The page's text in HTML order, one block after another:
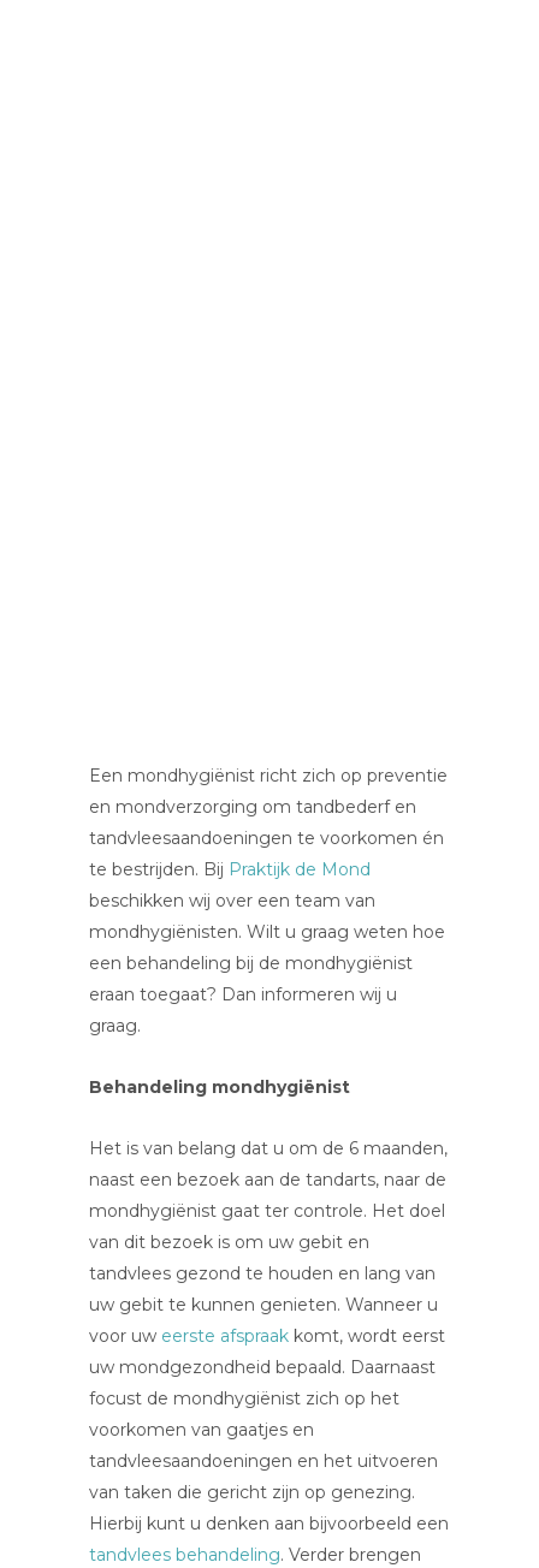
Een mondhygiënist richt zich op preventie
en mondverzorging om tandbederf en
tandvleesaandoeningen te voorkomen én
te bestrijden. Bij Praktijk de Mond
beschikken wij over een team van
mondhygiënisten. Wilt u graag weten hoe
een behandeling bij de mondhygiënist
eraan toegaat? Dan informeren wij u
graag.
Behandeling mondhygiënist
Het is van belang dat u om de 6 maanden,
naast een bezoek aan de tandarts, naar de
mondhygiënist gaat ter controle. Het doel
van dit bezoek is om uw gebit en
tandvlees gezond te houden en lang van
uw gebit te kunnen genieten. Wanneer u
voor uw eerste afspraak komt, wordt eerst
uw mondgezondheid bepaald. Daarnaast
focust de mondhygiënist zich op het
voorkomen van gaatjes en
tandvleesaandoeningen en het uitvoeren
van taken die gericht zijn op genezing.
Hierbij kunt u denken aan bijvoorbeeld een
tandvlees behandeling. Verder brengen